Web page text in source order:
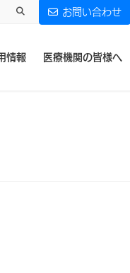
お問い合わせ
情報 医療機関の皆様へ